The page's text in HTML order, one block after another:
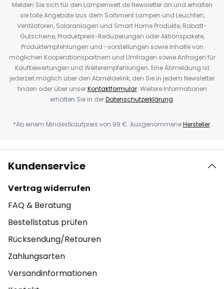
Melden Sie sich für den Lampenwelt.de Newsletter an und erhalten
sie tolle Angebote aus dem Sortiment Lampen und Leuchten,
Ventilatoren, Solaranlagen und Smart Home Produkte, Rabatt-
Gutscheine, Produktpreis-Reduzierungen oder Aktionspakete,
Produktempfehlungen und -vorstellungen sowie Inhalte von
möglichen Kooperationspartnern und Umfragen sowie Anfragen für
Kaufbewertungen und Weiterempfehlungen. Eine Abmeldung ist
jederzeit möglich über den Abmeldelink, den Sie in jedem Newsletter
finden oder über unserKontaktformular. Weitere Informationen
erhalten Sie in derDatenschutzerklärung.
*Ab einem Mindestkaufpreis von 99 €. AusgenommeneHersteller.
Kundenservice
Vertrag widerrufen
FAQ & Beratung
Bestellstatus prüfen
Rücksendung/Retouren
Zahlungsarten
Versandinformationen